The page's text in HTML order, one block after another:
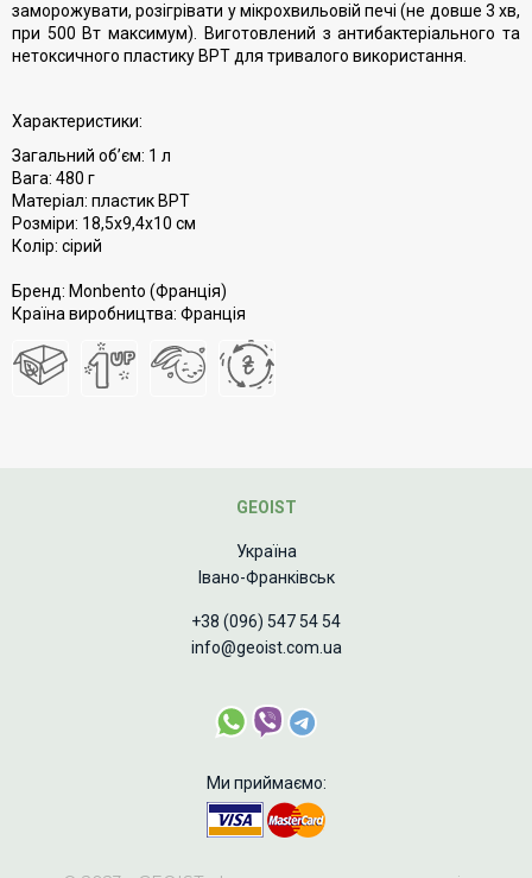
заморожувати, розігрівати у мікрохвильовій печі (не довше 3 хв,
при 500 Вт максимум). Виготовлений з антибактеріального та
нетоксичного пластику BPT для тривалого використання.
Характеристики:
Загальний об’єм: 1 л
Вага: 480 г
Матеріал: пластик BPT
Розміри: 18,5х9,4х10 см
Колір: сірий
Бренд: Monbento (Франція)
Країна виробництва: Франція
GEOIST
Україна
Івано-Франківськ
+38 (096) 547 54 54
info@geoist.com.ua
Ми приймаємо: